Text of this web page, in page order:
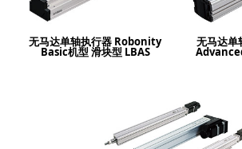
无马达单轴执行器 Robonity
Basic机型 滑块型 LBAS
无马达